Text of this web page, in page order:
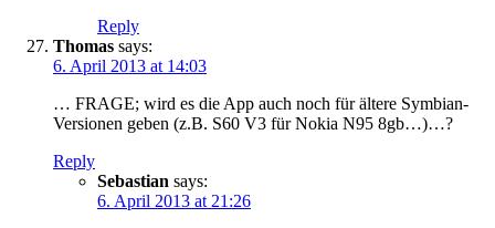
Reply
Thomas says:
6. April 2013 at 14:03
… FRAGE; wird es die App auch noch für ältere Symbian-
Versionen geben (z.B. S60 V3 für Nokia N95 8gb…)…?
Reply
Sebastian says:
6. April 2013 at 21:26